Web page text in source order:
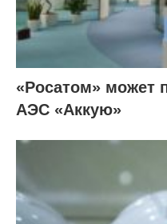
«Росатом» может
АЭС «Аккую»